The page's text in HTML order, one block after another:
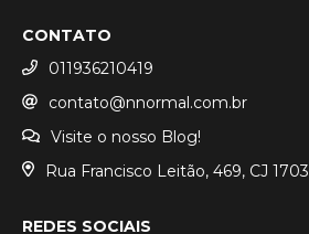
CONTATO
011936210419
contato@nnormal.com.br
Visite o nosso Blog!
Rua Francisco Leitão, 469, CJ 1703
REDES SOCIAIS